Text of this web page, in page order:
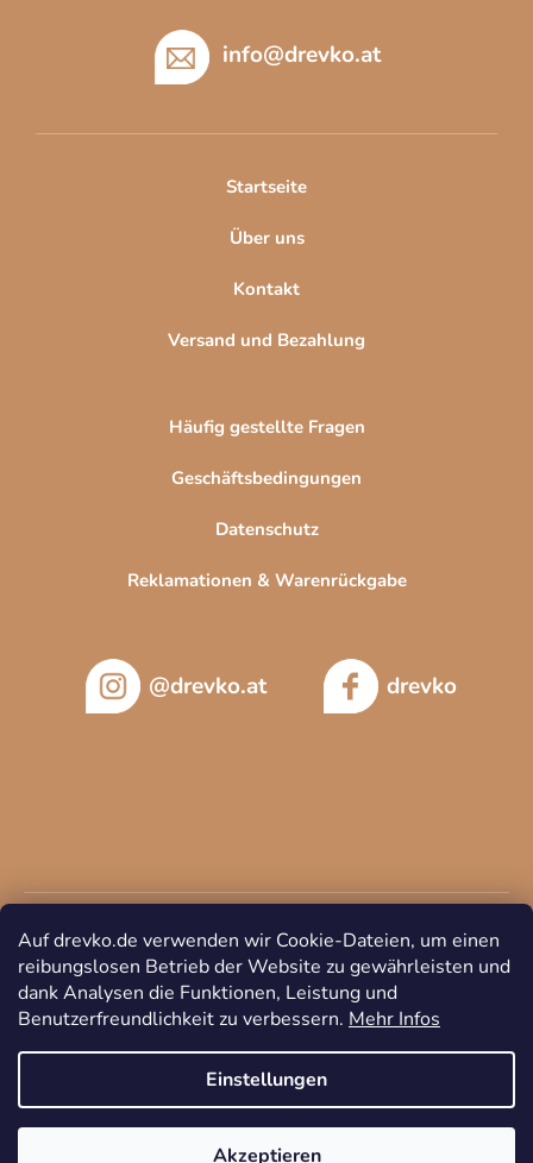
Auf drevko.de verwenden wir Cookie-Dateien, um einen
reibungslosen Betrieb der Website zu gewährleisten und
dank Analysen die Funktionen, Leistung und
Benutzerfreundlichkeit zu verbessern. Mehr Infos
Einstellungen
Akzeptieren
info@drevko.at
Startseite
Über uns
Kontakt
Versand und Bezahlung
Häufig gestellte Fragen
Geschäftsbedingungen
Datenschutz
Reklamationen & Warenrückgabe
@drevko.at drevko
Copyright 2026DREVKO. Alle Rechte vorbehalten.